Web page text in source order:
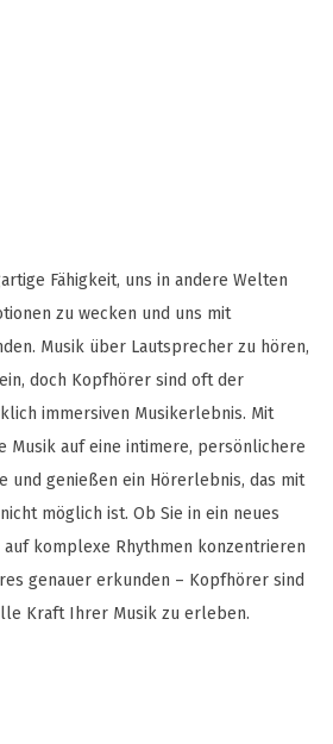
Fähigkeit, uns in andere Welten
zu wecken und uns mit
Musik über Lautsprecher zu hören,
doch Kopfhörer sind oft der
immersiven Musikerlebnis. Mit
Musik auf eine intimere, persönlichere
und genießen ein Hörerlebnis, das mit
möglich ist. Ob Sie in ein neues
auf komplexe Rhythmen konzentrieren
genauer erkunden – Kopfhörer sind
Kraft Ihrer Musik zu erleben.